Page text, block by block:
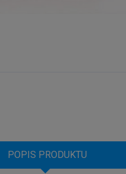
POPIS PRODUKTU